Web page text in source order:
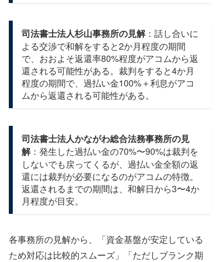
司法書士法人杉山事務所の見解：話し合いに
よる交渉で和解をすると2か月程度の期間
で、おおよそ返還率80%程度がアコムから返
還される可能性がある。裁判をすると4か月
程度の期間で、過払い金100%＋利息がアコ
ムから返還される可能性がある。
司法書士法人かながわ総合法務事務所の見
解：発生した過払い金の70%〜90%は裁判を
しないでも戻ってくるが、過払い金全額の返
還には裁判が必要になるのがアコムの特徴。
返還されるまでの期間は、和解日から3〜4か
月程度が目安。
各事務所の見解から、「資金基盤が安定している
ため対応は比較的スムーズ」「ただしブランク期